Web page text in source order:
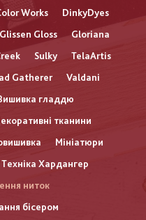
Works
DinkyDyes
Glissen Gloss
Gloriana
Sulky
TelaArtis
Gatherer
Valdani
гладдю
тканини
Мініатюри
Техніка Хардангер
ниток
бісером